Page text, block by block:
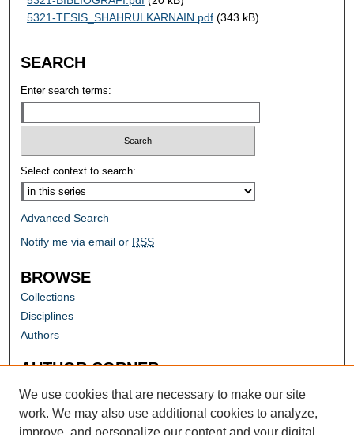
5321-TESIS_SHAHRULKARNAIN.pdf(343 kB)
SEARCH
Enter search terms:
Select context to search:
Advanced Search
Notify me via email or RSS
BROWSE
Collections
Disciplines
Authors
AUTHOR CORNER
Author FAQ
We use cookies that are necessary to make our site
work. We may also use additional cookies to analyze,
improve, and personalize our content and your digital